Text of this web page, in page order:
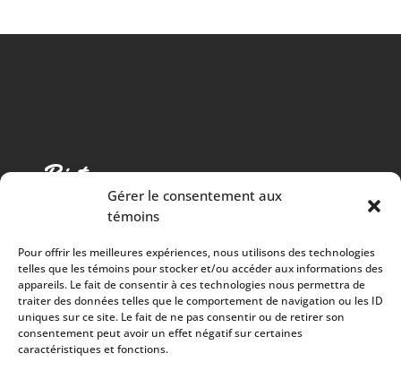
Gérer le consentement aux
témoins
Pour offrir les meilleures expériences, nous utilisons des technologies
telles que les témoins pour stocker et/ou accéder aux informations des
appareils. Le fait de consentir à ces technologies nous permettra de
traiter des données telles que le comportement de navigation ou les ID
uniques sur ce site. Le fait de ne pas consentir ou de retirer son
consentement peut avoir un effet négatif sur certaines
caractéristiques et fonctions.
Cuisine chaleureuse, spectacles de qualité et 100%
des surplus versés à la communauté